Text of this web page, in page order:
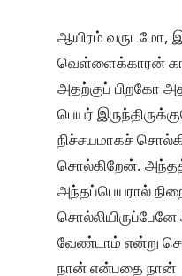
ஆயிரம் வருடமோ,
வெள்ளைக்காரன்
அதற்குப் பிறகோ
பெயர்
நிச்சயமாகச்
சொல்கிறேன்.
அந்தப்பெயரால்
வேண்டாம் என்று
நான் என்பதை நான்